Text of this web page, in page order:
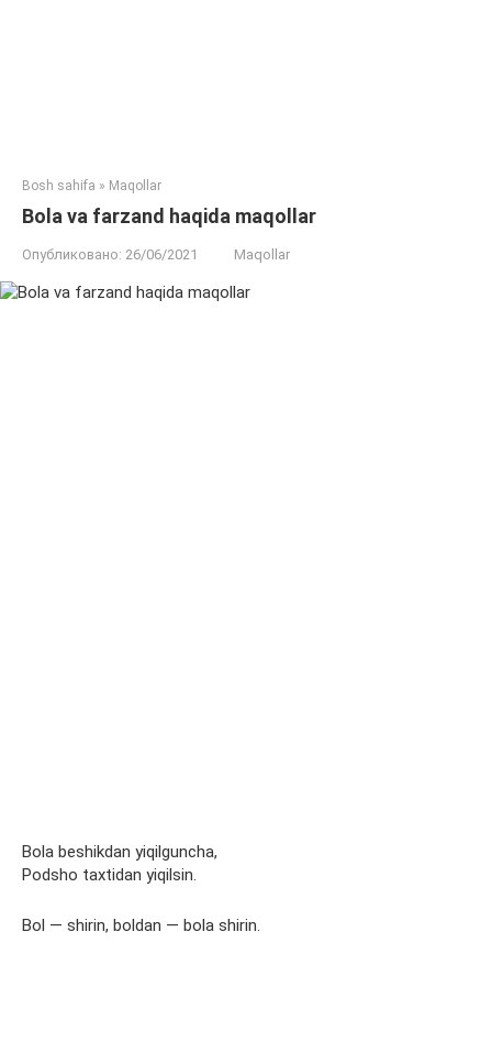
Bosh sahifa » Maqollar
Bola va farzand haqida maqollar
Опубликовано: 26/06/2021 Maqollar
Bola beshikdan yiqilguncha,
Podsho taxtidan yiqilsin.
Bol — shirin, boldan — bola shirin.